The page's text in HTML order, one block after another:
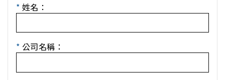
* 姓名：
* 公司名稱：